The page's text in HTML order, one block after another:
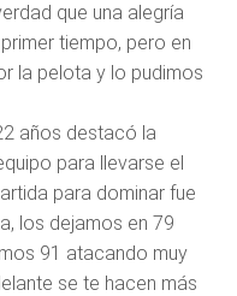
que una alegría
tiempo, pero en
la pelota y lo pudimos
años destacó la
para llevarse el
para dominar fue
los dejamos en 79
91 atacando muy
se te hacen más